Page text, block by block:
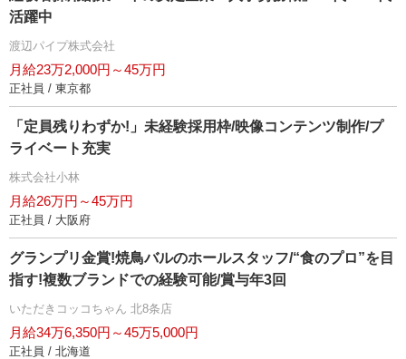
活躍中
渡辺パイプ株式会社
月給23万2,000円～45万円
正社員 / 東京都
「定員残りわずか!」未経験採用枠/映像コンテンツ制作/プ
ライベート充実
株式会社小林
月給26万円～45万円
正社員 / 大阪府
グランプリ金賞!焼鳥バルのホールスタッフ/“食のプロ”を目
指す!複数ブランドでの経験可能/賞与年3回
いただきコッコちゃん 北8条店
月給34万6,350円～45万5,000円
正社員 / 北海道